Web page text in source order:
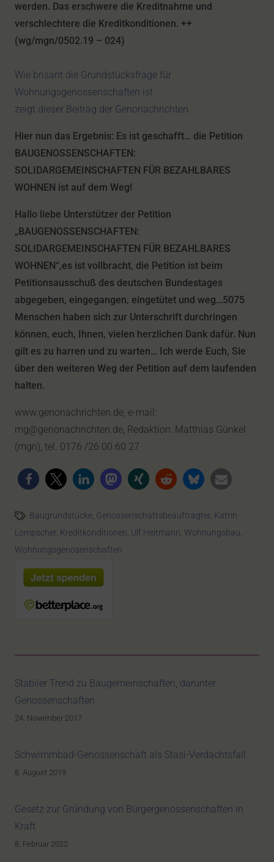
werden. Das erschwere die Kreditnahme und
verschlechtere die Kreditkonditionen. ++
(wg/mgn/0502.19 – 024)
Wie brisant die Grundstücksfrage für
Wohnungsgenossenschaften ist
zeigt dieser Beitrag der Genonachrichten.
Hier nun das Ergebnis: Es ist geschafft… die Petition
BAUGENOSSENSCHAFTEN:
SOLIDARGEMEINSCHAFTEN FÜR BEZAHLBARES
WOHNEN ist auf dem Weg!
Hallo liebe Unterstützer der Petition
„BAUGENOSSENSCHAFTEN:
SOLIDARGEMEINSCHAFTEN FÜR BEZAHLBARES
WOHNEN“,es ist vollbracht, die Petition ist beim
Petitionsausschuß des deutschen Bundestages
abgegeben, eingegangen, eingetütet und weg…5075
Menschen haben sich zur Unterschrift durchringen
können, euch, Ihnen, vielen herzlichen Dank dafür. Nun
gilt es zu harren und zu warten… Ich werde Euch, Sie
über den weiteren Weg der Petition auf dem laufenden
halten.
www.genonachrichten.de, e-mail:
mg@genonachrichten.de, Redaktion: Matthias Günkel
(mgn), tel. 0176 /26 00 60 27
Baugrundstücke, Genossenschaftsbeauftragter, Katrin
Lompscher, Kreditkonditionen, Ulf Heitmann, Wohnungsbau,
Wohnungsgenosenschaften
Stabiler Trend zu Baugemeinschaften, darunter
Genossenschaften
24. November 2017
Schwimmbad-Genossenschaft als Stasi-Verdachtsfall
8. August 2019
Gesetz zur Gründung von Bürgergenossenschaften in
Kraft
8. Februar 2022